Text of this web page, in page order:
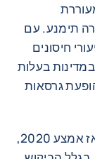
תימנע. עם
חיסונים
בעלות
גרסאות
מגזר הייצור העולמי התאושש במהירות מאז אמצע 2020,